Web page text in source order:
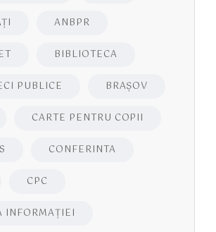
ANBPR
BIBLIOTECA
PUBLICE BRAŞOV
CARTE PENTRU COPII
CONFERINTA
CPC
INFORMAŢIEI